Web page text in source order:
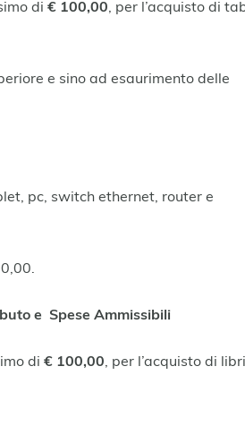
di € 100,00, per l’acquisto di
e sino ad esaurimento delle
pc, switch ethernet, router e
e Spese Ammissibili
di € 100,00, per l’acquisto di